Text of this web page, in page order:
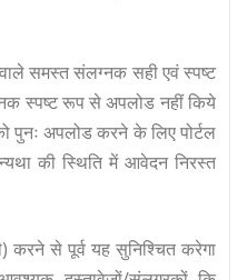
समस्त संलग्नक सही एवं स्पष्ट
स्पष्ट रूप से अपलोड नहीं किये
अपलोड करने के लिए पोर्टल
की स्थिति में आवेदन निरस्त
करने से पूर्व यह सुनिश्चित करेगा